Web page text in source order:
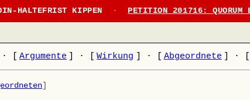
HALTEFRIST KIPPEN · PETITION 201716:
· Argumente · Wirkung · Abgeordnete ·
]